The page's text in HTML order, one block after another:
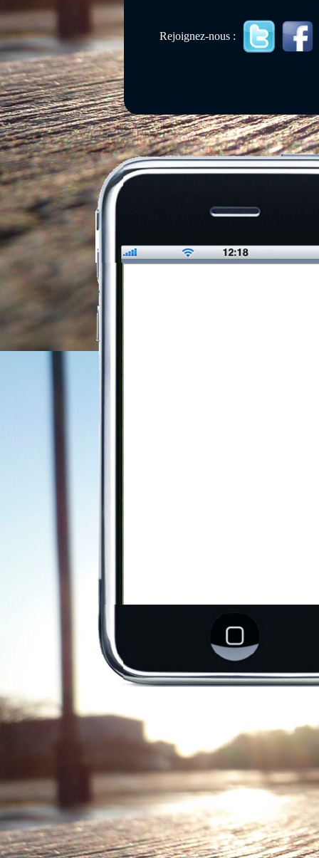
Rejoignez-nous :